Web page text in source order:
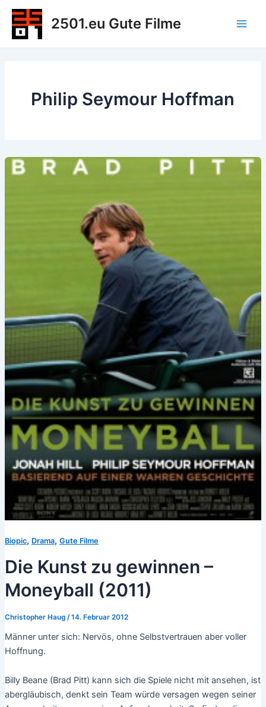
Zum
Inhalt
springen
2501.eu Gute Filme
Philip Seymour Hoffman
Biopic, Drama, Gute Filme
Die Kunst zu gewinnen –
Moneyball (2011)
Christopher Haug /14. Februar 2012
Männer unter sich: Nervös, ohne Selbstvertrauen aber voller
Hoffnung.
Billy Beane (Brad Pitt) kann sich die Spiele nicht mit ansehen, ist
abergläubisch, denkt sein Team würde versagen wegen seiner